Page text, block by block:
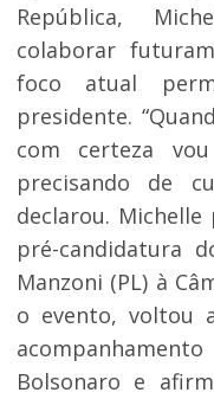
República,
colaborar
foco atual
presidente.
com certeza
precisando de
declarou.
pré-candidatura
Manzoni (PL) à
o evento, voltou
Bolsonaro e